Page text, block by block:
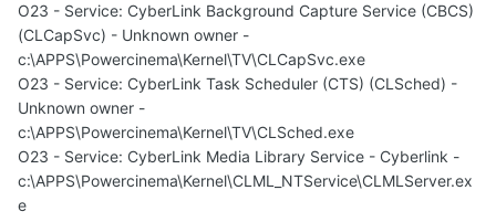
O23 - Service: CyberLink Background Capture Service (CBCS)
(CLCapSvc) - Unknown owner -
c:\APPS\Powercinema\Kernel\TV\CLCapSvc.exe
O23 - Service: CyberLink Task Scheduler (CTS) (CLSched) -
Unknown owner -
c:\APPS\Powercinema\Kernel\TV\CLSched.exe
O23 - Service: CyberLink Media Library Service - Cyberlink -
c:\APPS\Powercinema\Kernel\CLML_NTService\CLMLServer.ex
e